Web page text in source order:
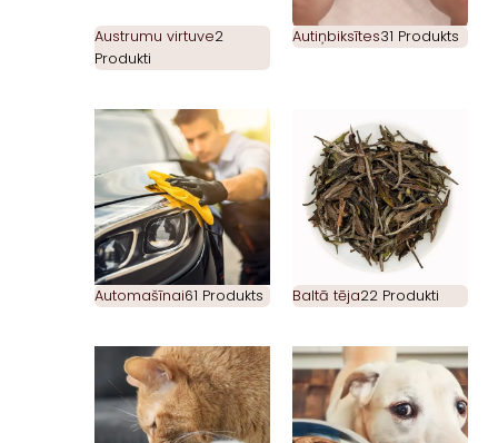
Austrumu virtuve2
Produkti
Autiņbiksītes31 Produkts
Automašīnai61 Produkts Baltā tēja22 Produkti